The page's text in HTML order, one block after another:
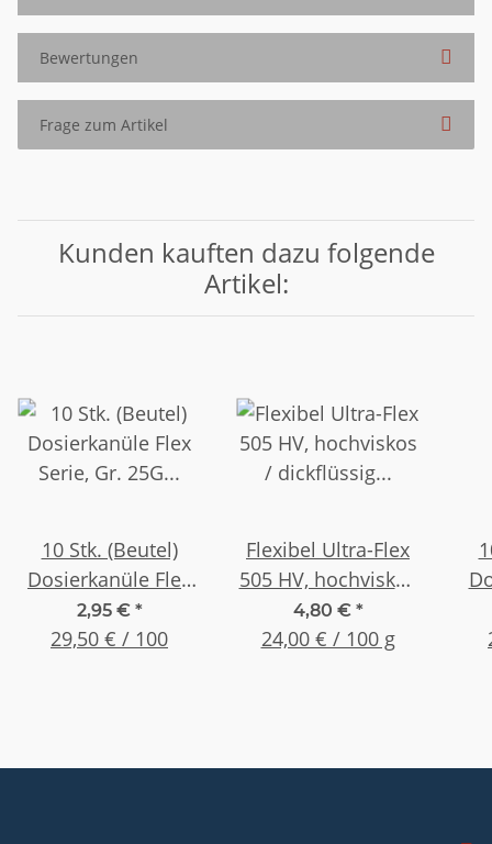
Bewertungen
Frage zum Artikel
Kunden kauften dazu folgende
Artikel:
10 Stk. (Beutel)
Dosierkanüle Flex
Serie, Gr. 25G 1,5"
(38,1mm) Rot
2,95 € *
29,50 € / 100
Flexibel Ultra-Flex
505 HV, hochviskos
/ dickflüssig 20g
Flasche
4,80 € *
24,00 € / 100 g